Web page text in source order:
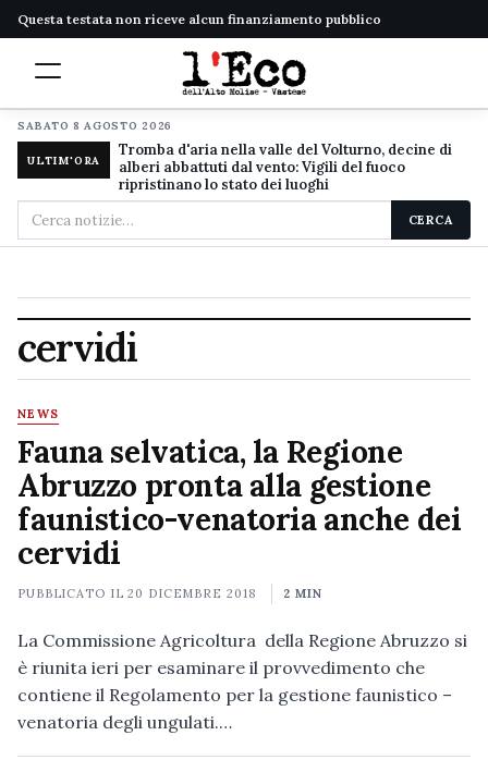
Questa testata non riceve alcun finanziamento pubblico
SABATO 8 AGOSTO 2026
ULTIM'ORA
Tromba d'aria nella valle del Volturno, decine di
alberi abbattuti dal vento: Vigili del fuoco
ripristinano lo stato dei luoghi
Cerca
nel
CERCA
cervidi
NEWS
Fauna selvatica, la Regione
Abruzzo pronta alla gestione
faunistico-venatoria anche dei
cervidi
PUBBLICATO IL20 DICEMBRE 2018 2 MIN
La Commissione Agricoltura della Regione Abruzzo si
è riunita ieri per esaminare il provvedimento che
contiene il Regolamento per la gestione faunistico –
venatoria degli ungulati.…